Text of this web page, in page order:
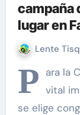
campaña
lugar en
Lente
P ara la
vital
se elige